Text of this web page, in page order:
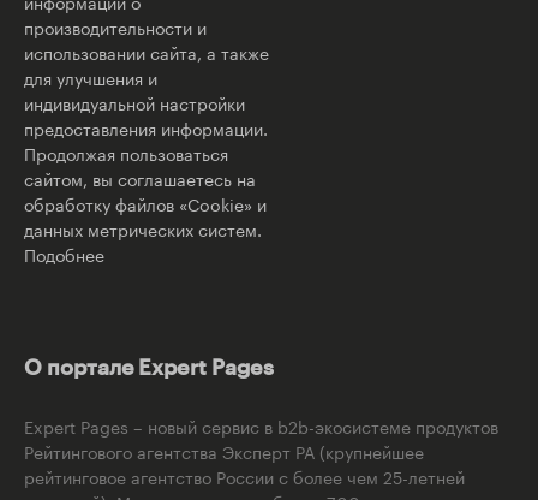
производительности и
использовании сайта, а также
для улучшения и
индивидуальной настройки
предоставления информации.
Продолжая пользоваться
сайтом, вы соглашаетесь на
обработку файлов «Cookie» и
данных метрических систем.
Подобнее
О портале Expert Pages
Expert Pages – новый сервис в b2b-экосистеме продуктов
Рейтингового агентства Эксперт РА (крупнейшее
рейтинговое агентство России с более чем 25-летней